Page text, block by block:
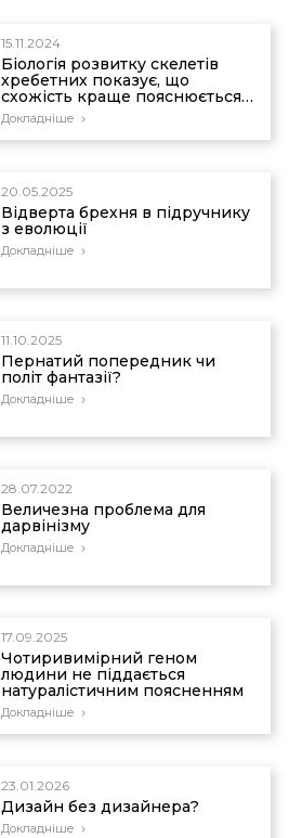
15.11.2024
Біологія розвитку скелетів
хребетних показує, що
схожість краще пояснюється
дизайном
Докладніше
20.05.2025
Відверта брехня в підручнику
з еволюції
Докладніше
11.10.2025
Пернатий попередник чи
політ фантазії?
Докладніше
28.07.2022
Величезна проблема для
дарвінізму
Докладніше
17.09.2025
Чотиривимірний геном
людини не піддається
натуралістичним поясненням
Докладніше
23.01.2026
Дизайн без дизайнера?
Докладніше